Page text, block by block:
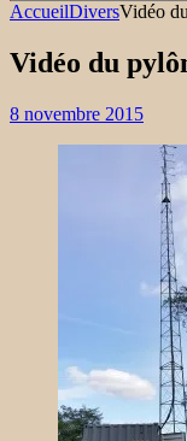
AccueilDiversVidéo
Vidéo du
8 novembre 2015